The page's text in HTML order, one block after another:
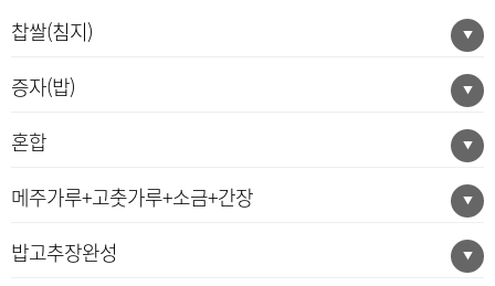
찹쌀(침지)
증자(밥)
혼합
메주가루+고춧가루+소금+간장
밥고추장완성